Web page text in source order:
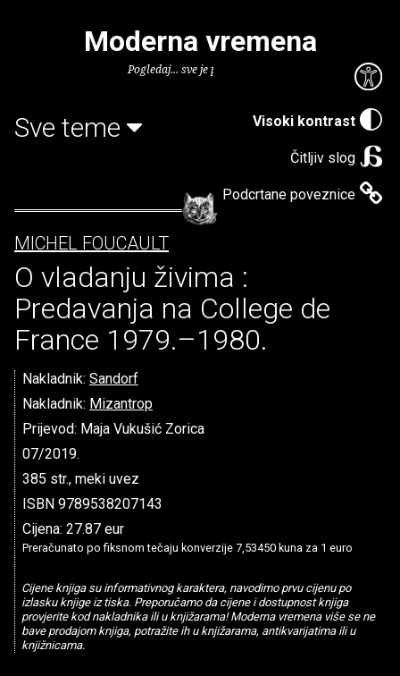
Visoki kontrast
Čitljiv slog
Podcrtane poveznice
Moderna vremena
Pogledaj... sve je puno knjiga.
Sve teme
MICHEL FOUCAULT
O vladanju živima :
Predavanja na College de
France 1979.–1980.
Nakladnik: Sandorf
Nakladnik: Mizantrop
Prijevod: Maja Vukušić Zorica
07/2019.
385 str., meki uvez
ISBN 9789538207143
Cijena: 27.87 eur
Preračunato po fiksnom tečaju konverzije 7,53450 kuna za 1 euro
Cijene knjiga su informativnog karaktera, navodimo prvu cijenu po
izlasku knjige iz tiska. Preporučamo da cijene i dostupnost knjiga
provjerite kod nakladnika ili u knjižarama! Moderna vremena više se ne
bave prodajom knjiga, potražite ih u knjižarama, antikvarijatima ili u
knjižnicama.